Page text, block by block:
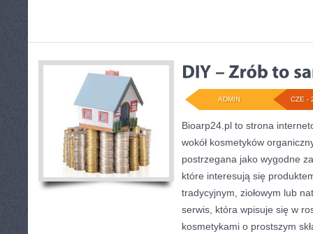
CZE -
ADMIN
Bioarp24.pl to strona
wokół kosmetyków
postrzegana jako wygodne
które interesują się
tradycyjnym, ziołowym lub
serwis, która wpisuje się w
kosmetykami o prostszym